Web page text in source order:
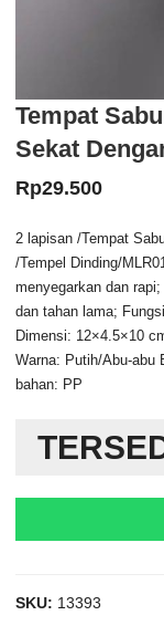
Tempat
Sekat
Rp29.500
2 lapisan /Tempat
/Tempel Dinding/
menyegarkan dan
dan tahan lama;
Dimensi: 12×4.5×10
Warna: Putih/Abu-abu
bahan: PP
SKU: 13393